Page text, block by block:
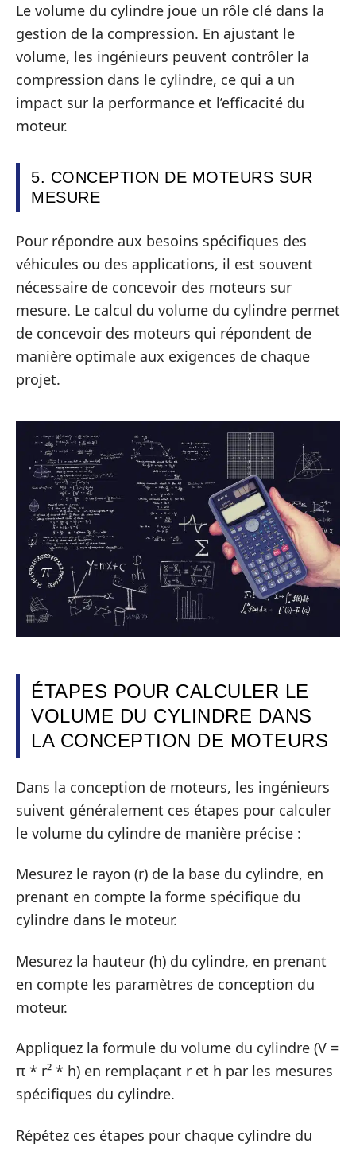
Le volume du cylindre joue un rôle clé dans la
gestion de la compression. En ajustant le
volume, les ingénieurs peuvent contrôler la
compression dans le cylindre, ce qui a un
impact sur la performance et l’efficacité du
moteur.
5. CONCEPTION DE MOTEURS SUR
MESURE
Pour répondre aux besoins spécifiques des
véhicules ou des applications, il est souvent
nécessaire de concevoir des moteurs sur
mesure. Le calcul du volume du cylindre permet
de concevoir des moteurs qui répondent de
manière optimale aux exigences de chaque
projet.
ÉTAPES POUR CALCULER LE
VOLUME DU CYLINDRE DANS
LA CONCEPTION DE MOTEURS
Dans la conception de moteurs, les ingénieurs
suivent généralement ces étapes pour calculer
le volume du cylindre de manière précise :
Mesurez le rayon (r) de la base du cylindre, en
prenant en compte la forme spécifique du
cylindre dans le moteur.
Mesurez la hauteur (h) du cylindre, en prenant
en compte les paramètres de conception du
moteur.
Appliquez la formule du volume du cylindre (V =
π * r² * h) en remplaçant r et h par les mesures
spécifiques du cylindre.
Répétez ces étapes pour chaque cylindre du